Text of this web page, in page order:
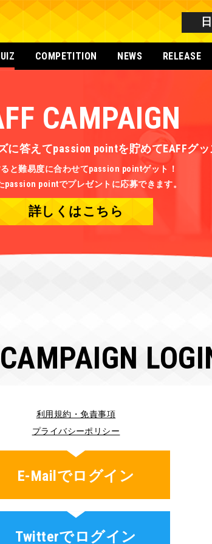
COMPETITION NEWS RELEASE
CAMPAIGN
に答えてpassion pointを貯めてEAFFグ
と難易度に合わせてpassion pointゲット！
passion pointでプレゼントに応募できます。
詳しくはこちら
利用規約・免責事項
プライバシーポリシー
E-Mailでログイン
Twitterでログイン